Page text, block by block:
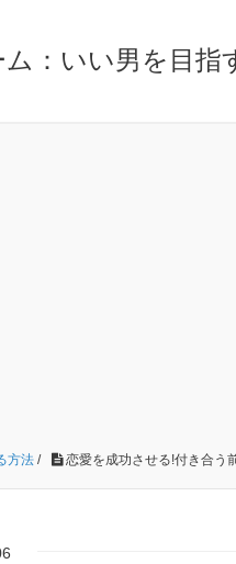
ム：いい男を目
方法 / 恋愛を成功させる!付き合う